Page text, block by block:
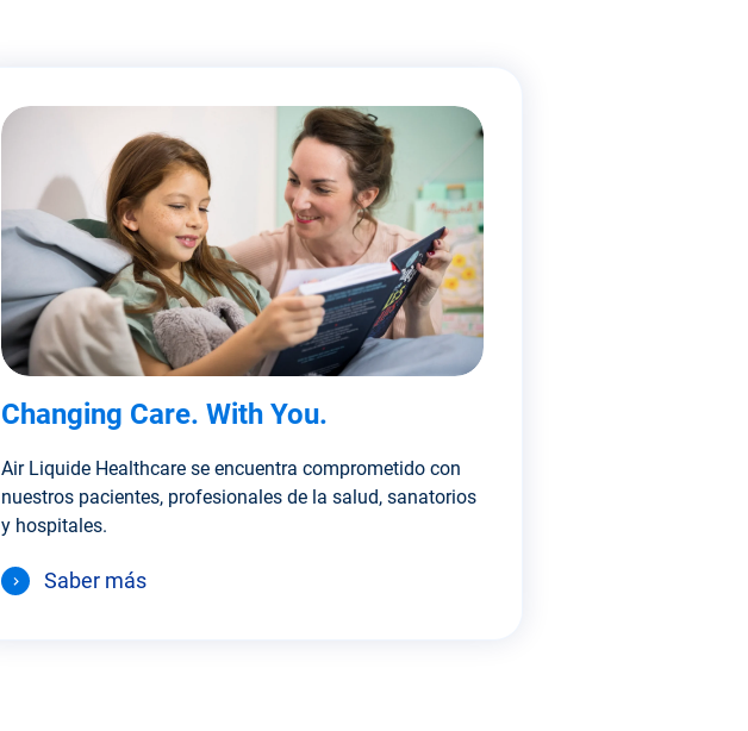
Changing Care. With You.
Air Liquide Healthcare se encuentra comprometido con
nuestros pacientes, profesionales de la salud, sanatorios
y hospitales.
Saber más